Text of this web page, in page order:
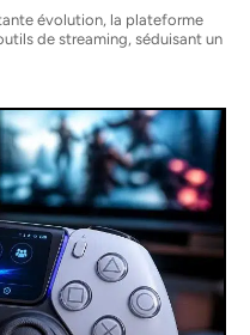
évolution, la plateforme
de streaming, séduisant un